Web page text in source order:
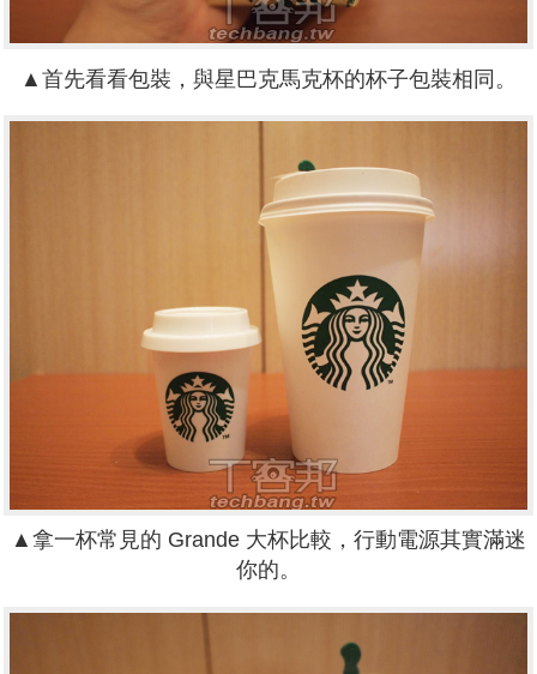
▲ 首先看看包裝，與星巴克馬克杯的杯子包裝相同。
▲ 拿一杯常見的 Grande 大杯比較，行動電源其實滿迷
你的。